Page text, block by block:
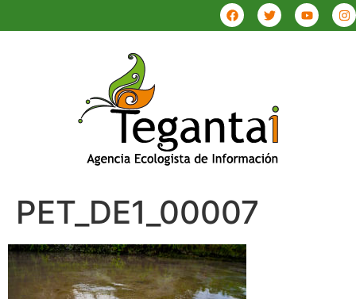
PET_DE1_00007